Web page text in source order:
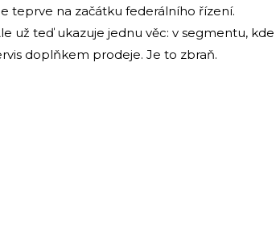
teprve na začátku federálního řízení.
už teď ukazuje jednu věc: v segmentu, kde
doplňkem prodeje. Je to zbraň.